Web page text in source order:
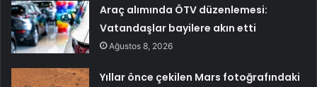
Araç alımında ÖTV düzenlemesi:
Vatandaşlar bayilere akın etti
Ağustos 8, 2026
Yıllar önce çekilen Mars fotoğrafındaki